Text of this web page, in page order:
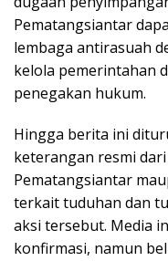
Pematangsiantar
lembaga antirasuah
kelola pemerintahan
penegakan hukum.
Hingga berita ini
keterangan resmi
Pematangsiantar
terkait tuduhan dan
aksi tersebut. Media
konfirmasi, namun